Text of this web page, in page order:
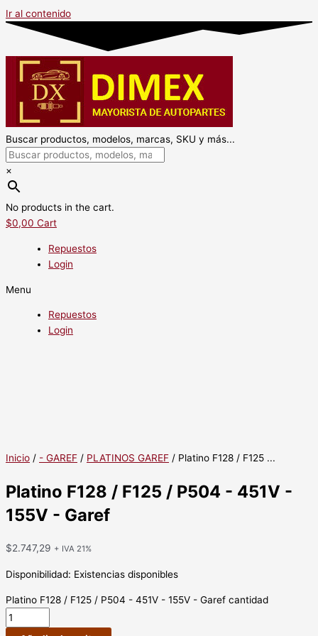
Ir al contenido
Buscar productos, modelos, marcas, SKU y más...
×
No products in the cart.
$0,00 Cart
Repuestos
Login
Menu
Repuestos
Login
Inicio / - GAREF / PLATINOS GAREF / Platino F128 / F125 ...
Platino F128 / F125 / P504 - 451V -
155V - Garef
$2.747,29 + IVA 21%
Disponibilidad: Existencias disponibles
Platino F128 / F125 / P504 - 451V - 155V - Garef cantidad